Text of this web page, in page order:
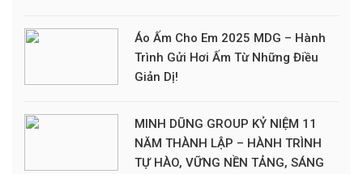
Áo Ấm Cho Em 2025 MDG – Hành
Trình Gửi Hơi Ấm Từ Những Điều
Giản Dị!
MINH DŨNG GROUP KỶ NIỆM 11
NĂM THÀNH LẬP – HÀNH TRÌNH
TỰ HÀO, VỮNG NỀN TẢNG, SÁNG